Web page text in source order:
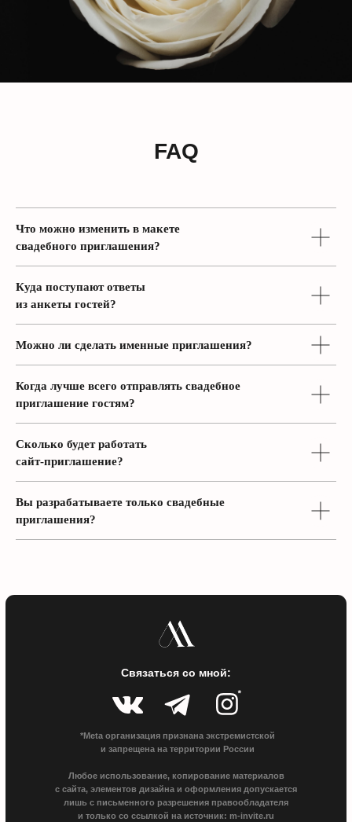
Что можно изменить в макете
свадебного приглашения?
Куда поступают ответы
из анкеты гостей?
Можно ли сделать именные приглашения?
Когда лучше всего отправлять свадебное
приглашение гостям?
Сколько будет работать
сайт-приглашение?
Вы разрабатываете только свадебные
приглашения?